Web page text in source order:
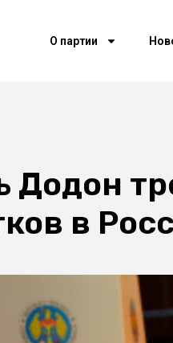
О партии
Додон
в